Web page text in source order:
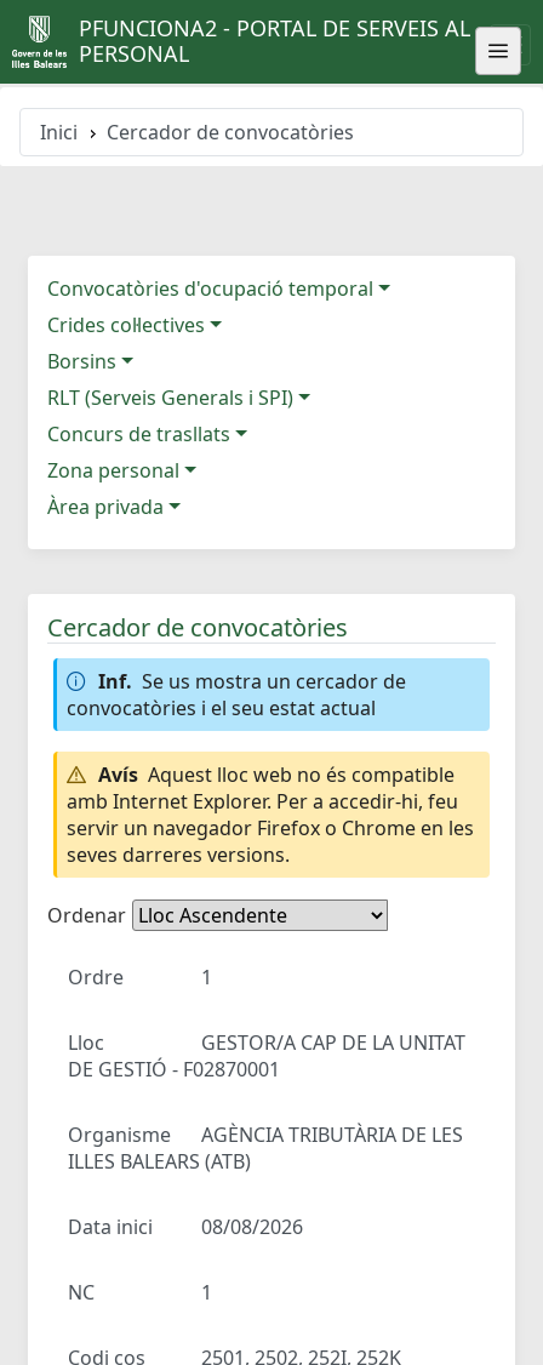
PFUNCIONA2 - PORTAL DE SERVEIS AL
PERSONAL
Inici Cercador de convocatòries
Convocatòries d'ocupació temporal
Crides col·lectives
Borsins
RLT (Serveis Generals i SPI)
Concurs de trasllats
Zona personal
Àrea privada
Cercador de convocatòries
Inf. Se us mostra un cercador de
convocatòries i el seu estat actual
Avís Aquest lloc web no és compatible
amb Internet Explorer. Per a accedir-hi, feu
servir un navegador Firefox o Chrome en les
seves darreres versions.
Ordenar
Ordre 1
Lloc
GESTOR/A CAP DE LA UNITAT
DE GESTIÓ - F02870001
Organisme
AGÈNCIA TRIBUTÀRIA DE LES
ILLES BALEARS (ATB)
Data inici 08/08/2026
NC 1
Codi cos 2501, 2502, 252I, 252K